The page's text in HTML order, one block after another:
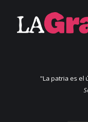
"La patria es el